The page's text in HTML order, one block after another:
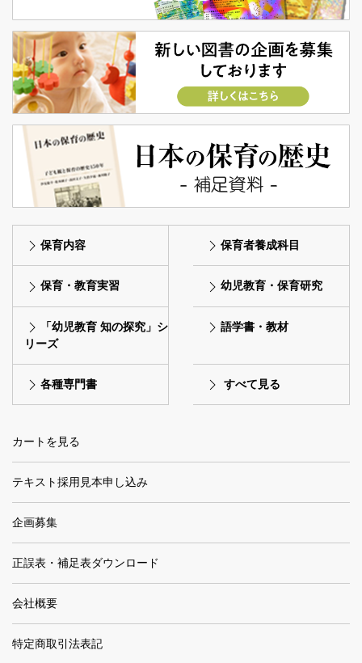
保育内容 保育者養成科目
保育・教育実習 幼児教育・保育研究
「幼児教育 知の探究」シ
リーズ
語学書・教材
各種専門書 すべて見る
カートを見る
テキスト採用見本申し込み
企画募集
正誤表・補足表ダウンロード
会社概要
特定商取引法表記